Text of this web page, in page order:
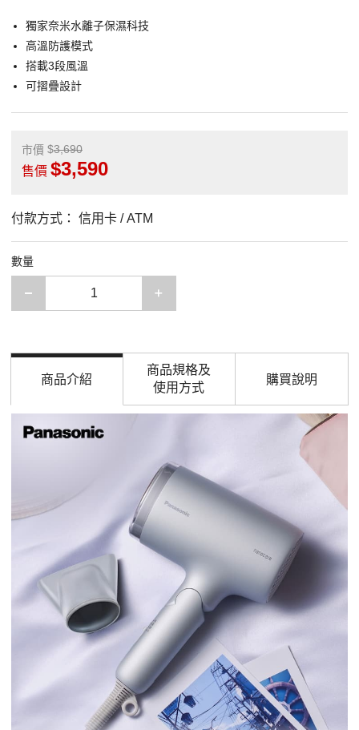
獨家奈米水離子保濕科技
高溫防護模式
搭載3段風溫
可摺疊設計
市價 3,690
售價 3,590
付款方式： 信用卡 / ATM
數量
減少一項
商品介紹
商品規格及
使用方式
購買說明